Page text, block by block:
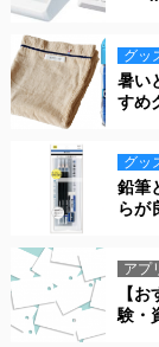
グッ
暑い
すめ
グッ
鉛筆
らが
アプ
【
験・